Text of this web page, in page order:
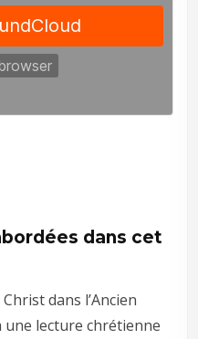
dans cet
dans l’Ancien
une lecture chrétienne